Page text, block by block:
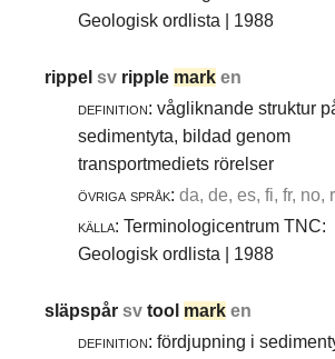
Geologisk ordlista | 1988
rippelsv ripple mark en
definition: vågliknande struktur
sedimentyta, bildad genom
transportmediets rörelser
övriga språk: da, de, es, fi, fr, no,
källa: Terminologicentrum TNC:
Geologisk ordlista | 1988
släpspårsvtool mark en
definition: fördjupning i